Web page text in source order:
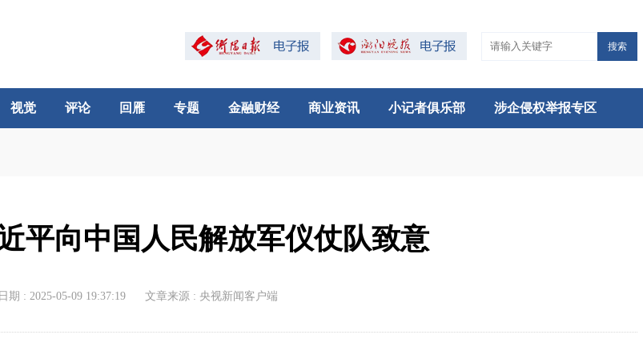
搜索
视觉 评论 回雁 专题 金融财经 商业资讯 小记者俱乐部 涉企侵权举报专区
平向中国人民解放军仪仗队致意
期 : 2025-05-09 19:37:19 文章来源 : 央视新闻客户端